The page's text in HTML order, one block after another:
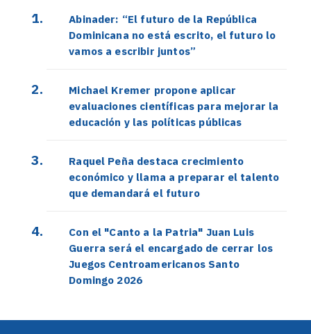
Abinader: “El futuro de la República
Dominicana no está escrito, el futuro lo
vamos a escribir juntos”
Michael Kremer propone aplicar
evaluaciones científicas para mejorar la
educación y las políticas públicas
Raquel Peña destaca crecimiento
económico y llama a preparar el talento
que demandará el futuro
Con el "Canto a la Patria" Juan Luis
Guerra será el encargado de cerrar los
Juegos Centroamericanos Santo
Domingo 2026